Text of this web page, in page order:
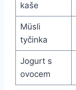
kaše
Müsli
tyčinka
Jogurt s
ovocem